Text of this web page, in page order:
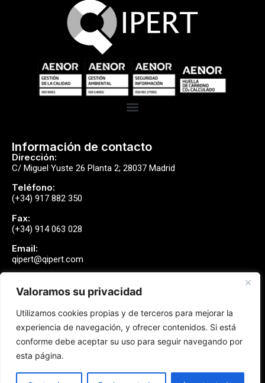
Valoramos su privacidad
Utilizamos cookies propias y de terceros para mejorar la
experiencia de navegación, y ofrecer contenidos. Si está
conforme debe aceptar su uso para seguir navegando por
esta página.
Información de contacto
Dirección:
C/ Miguel Yuste 26 Planta 2; 28037 Madrid
Teléfono:
(+34) 917 882 350
Fax:
(+34) 914 063 028
Email:
qipert@qipert.com
Contactar
Síguenos